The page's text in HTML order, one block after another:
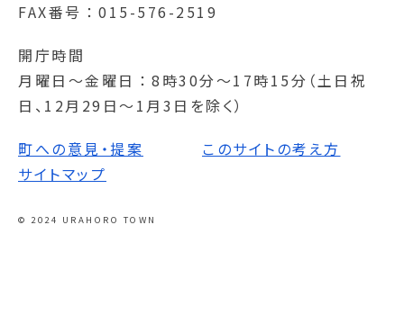
FAX番号
015-576-2519
開庁時間
月曜日～金曜日
8時30分～17時15分（土日祝
日、12月29日～1月3日を除く）
町への意見・提案
このサイトの考え方
サイトマップ
© 2024 URAHORO TOWN